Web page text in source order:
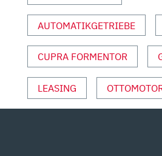
AUTOMATIKGETRIEBE
CUPRA FORMENTOR
LEASING